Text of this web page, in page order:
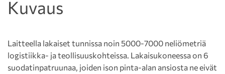
Kuvaus
Laitteella lakaiset tunnissa noin 5000-7000 neliömetriä
logistiikka- ja teollisuuskohteissa. Lakaisukoneessa on 6
suodatinpatruunaa, joiden ison pinta-alan ansiosta ne eivät